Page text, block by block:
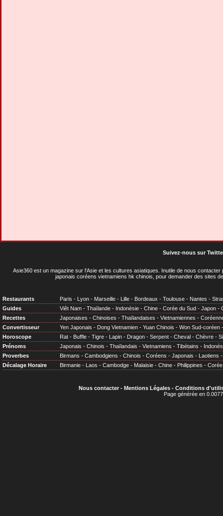
Suivez-nous sur
Asie360 est un magazine sur l'Asie et les cultures asiatiques . Inutile de nous
japonais coréens vietnamiens hk chinois, pour demander des sites
Restaurants Paris - Lyon - Marseille - Lille - Bordeaux - Toulouse - Nantes -
Guides
Viêt Nam - Thaïlande - Indonésie - Chine - Corée du Sud - Japon -
Recettes
Japonaises - Chinoises - Thaïlandaises - Vietnamiennes -
Convertisseur
Yen Japonais - Dong Vietnamien - Yuan Chinois - Won Sud-coréen
Horoscope
Rat - Buffle - Tigre - Lapin - Dragon - Serpent - Cheval - Chèvre -
Prénoms
Japonais - Chinois - Thaïlandais - Vietnamiens - Tibétains -
Proverbes
Birmans - Cambodgiens - Chinois - Coréens - Japonais - Laotiens
Décalage Horaire
Birmanie - Laos - Cambodge - Malaisie - Chine - Philippines - Corée
Nous contacter- Mentions Légales- Conditions
Page générée en